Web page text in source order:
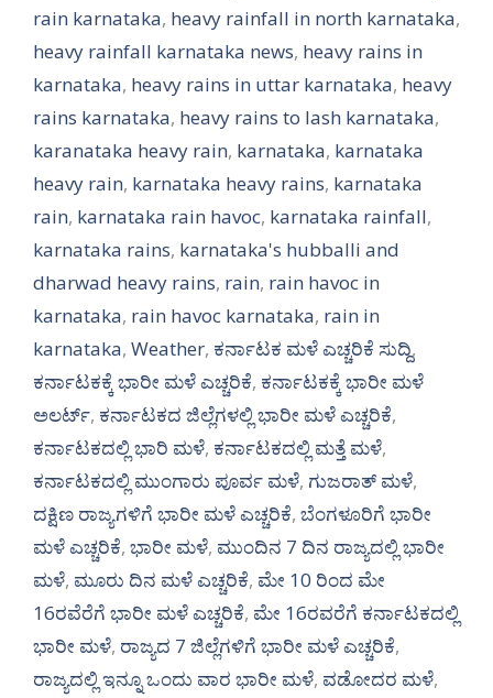
rain karnataka, heavy rainfall in north karnataka,
heavy rainfall karnataka news, heavy rains in
karnataka, heavy rains in uttar karnataka, heavy
rains karnataka, heavy rains to lash karnataka,
karanataka heavy rain, karnataka, karnataka
heavy rain, karnataka heavy rains, karnataka
rain, karnataka rain havoc, karnataka rainfall,
karnataka rains, karnataka's hubballi and
dharwad heavy rains, rain, rain havoc in
karnataka, rain havoc karnataka, rain in
karnataka, Weather, ಕರ್ನಾಟಕ ಮಳೆ ಎಚ್ಚರಿಕೆ ಸುದ್ದಿ,
ಕರ್ನಾಟಕಕ್ಕೆ ಭಾರೀ ಮಳೆ ಎಚ್ಚರಿಕೆ, ಕರ್ನಾಟಕಕ್ಕೆ ಭಾರೀ ಮಳೆ
ಅಲರ್ಟ್‌, ಕರ್ನಾಟಕದ ಜಿಲ್ಲೆಗಳಲ್ಲಿ ಭಾರೀ ಮಳೆ ಎಚ್ಚರಿಕೆ,
ಕರ್ನಾಟಕದಲ್ಲಿ ಭಾರಿ ಮಳೆ, ಕರ್ನಾಟಕದಲ್ಲಿ ಮತ್ತೆ ಮಳೆ,
ಕರ್ನಾಟಕದಲ್ಲಿ ಮುಂಗಾರು ಪೂರ್ವ ಮಳೆ, ಗುಜರಾತ್ ಮಳೆ,
ದಕ್ಷಿಣ ರಾಜ್ಯಗಳಿಗೆ ಭಾರೀ ಮಳೆ ಎಚ್ಚರಿಕೆ, ಬೆಂಗಳೂರಿಗೆ ಭಾರೀ
ಮಳೆ ಎಚ್ಚರಿಕೆ, ಭಾರೀ ಮಳೆ, ಮುಂದಿನ 7 ದಿನ ರಾಜ್ಯದಲ್ಲಿ ಭಾರೀ
ಮಳೆ, ಮೂರು ದಿನ ಮಳೆ ಎಚ್ಚರಿಕೆ, ಮೇ 10 ರಿಂದ ಮೇ
16ರವೆರೆಗೆ ಭಾರೀ ಮಳೆ ಎಚ್ಚರಿಕೆ, ಮೇ 16ರವರೆಗೆ ಕರ್ನಾಟಕದಲ್ಲಿ
ಭಾರೀ ಮಳೆ, ರಾಜ್ಯದ 7 ಜಿಲ್ಲೆಗಳಿಗೆ ಭಾರೀ ಮಳೆ ಎಚ್ಚರಿಕೆ,
ರಾಜ್ಯದಲ್ಲಿ ಇನ್ನೂ ಒಂದು ವಾರ ಭಾರೀ ಮಳೆ, ವಡೋದರ ಮಳೆ,